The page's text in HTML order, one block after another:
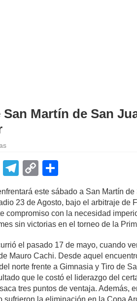
Martín de San
E
m
T
el
e
gr
a
m
C
o
p
y
Li
n
k
h
ar
e
este sábado a San Martín de
23 de Agosto, bajo el arbitraje de
compromiso con la necesidad
sin victorias en el torneo de la
el pasado 17 de mayo, cuando
Mauro Cachi. Desde aquel
norte frente a Gimnasia y Tiro de
que le costó el liderazgo del
tres puntos de ventaja. Además,